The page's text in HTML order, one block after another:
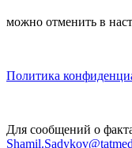
можно отменить в
Политика
Для сообщений о